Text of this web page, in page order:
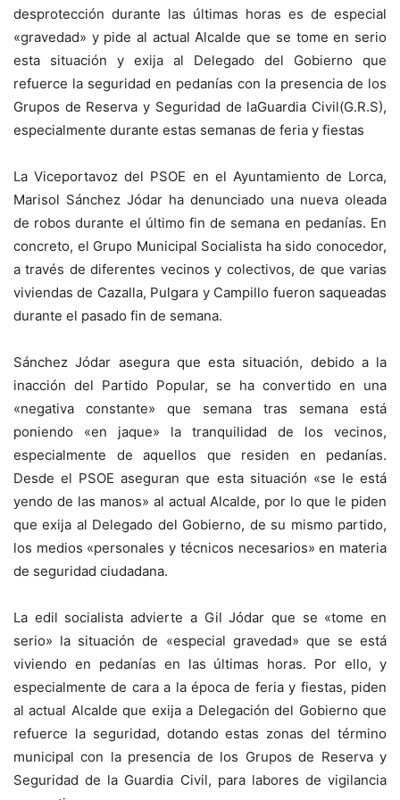
desprotección durante las últimas horas es de especial
«gravedad» y pide al actual Alcalde que se tome en serio
esta situación y exija al Delegado del Gobierno que
refuerce la seguridad en pedanías con la presencia de los
Grupos de Reserva y Seguridad de laGuardia Civil(G.R.S),
especialmente durante estas semanas de feria y fiestas
La Viceportavoz del PSOE en el Ayuntamiento de Lorca,
Marisol Sánchez Jódar ha denunciado una nueva oleada
de robos durante el último fin de semana en pedanías. En
concreto, el Grupo Municipal Socialista ha sido conocedor,
a través de diferentes vecinos y colectivos, de que varias
viviendas de Cazalla, Pulgara y Campillo fueron saqueadas
durante el pasado fin de semana.
Sánchez Jódar asegura que esta situación, debido a la
inacción del Partido Popular, se ha convertido en una
«negativa constante» que semana tras semana está
poniendo «en jaque» la tranquilidad de los vecinos,
especialmente de aquellos que residen en pedanías.
Desde el PSOE aseguran que esta situación «se le está
yendo de las manos» al actual Alcalde, por lo que le piden
que exija al Delegado del Gobierno, de su mismo partido,
los medios «personales y técnicos necesarios» en materia
de seguridad ciudadana.
La edil socialista advierte a Gil Jódar que se «tome en
serio» la situación de «especial gravedad» que se está
viviendo en pedanías en las últimas horas. Por ello, y
especialmente de cara a la época de feria y fiestas, piden
al actual Alcalde que exija a Delegación del Gobierno que
refuerce la seguridad, dotando estas zonas del término
municipal con la presencia de los Grupos de Reserva y
Seguridad de la Guardia Civil, para labores de vigilancia